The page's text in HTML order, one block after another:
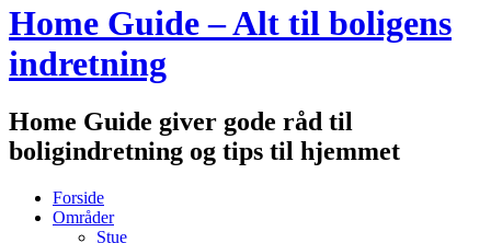
Home Guide – Alt til boligens
indretning
Home Guide giver gode råd til
boligindretning og tips til hjemmet
Forside
Områder
Stue